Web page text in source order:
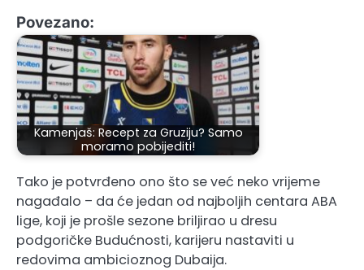
Povezano:
Kamenjaš: Recept za Gruziju? Samo
moramo pobijediti!
Tako je potvrđeno ono što se već neko vrijeme
nagađalo – da će jedan od najboljih centara ABA
lige, koji je prošle sezone briljirao u dresu
podgoričke Budućnosti, karijeru nastaviti u
redovima ambicioznog Dubaija.